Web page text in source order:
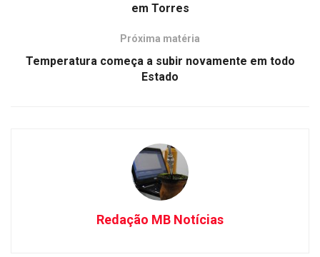
em Torres
Próxima matéria
Temperatura começa a subir novamente em todo
Estado
Redação MB Notícias